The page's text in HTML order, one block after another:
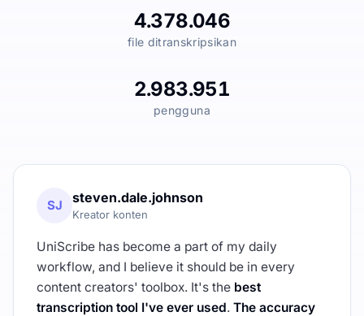
4.378.046
file ditranskripsikan
2.983.951
pengguna
SJ steven.dale.johnson
Kreator konten
UniScribe has become a part of my daily
workflow, and I believe it should be in every
content creators' toolbox. It's the best
transcription tool I've ever used. The accuracy